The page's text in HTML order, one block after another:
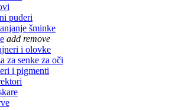
puderi
šminke
add remove
i olovke
za senke za oči
i pigmenti